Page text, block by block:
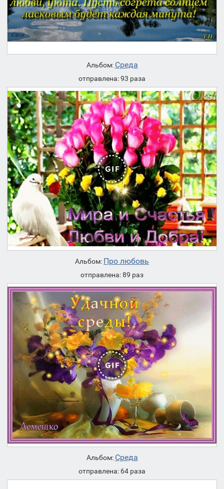
Альбом: Среда
отправлена: 93 раза
Альбом: Про любовь
отправлена: 89 раз
Альбом: Среда
отправлена: 64 раза